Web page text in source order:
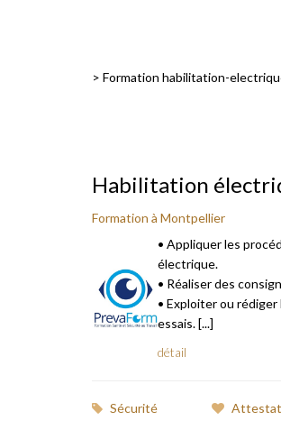
> Formation habilitation-
Habilitation
Formation à Montpellier
• Appliquer les
électrique.
• Réaliser des
• Exploiter ou
essais. [...]
détail
Sécurité